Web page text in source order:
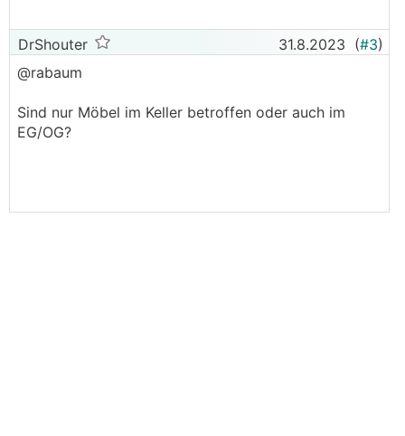
DrShouter 31.8.2023 (#3)
@rabaum
Sind nur Möbel im Keller betroffen oder auch im
EG/OG?